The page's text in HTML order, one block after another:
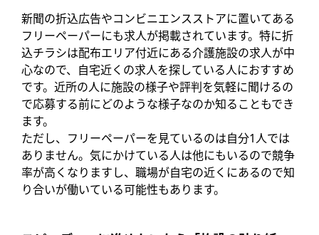
新聞の折込広告やコンビニエンスストアに置いてある
フリーペーパーにも求人が掲載されています。特に折
込チラシは配布エリア付近にある介護施設の求人が中
心なので、自宅近くの求人を探している人におすすめ
です。近所の人に施設の様子や評判を気軽に聞けるの
で応募する前にどのような様子なのか知ることもでき
ます。
ただし、フリーペーパーを見ているのは自分1人では
ありません。気にかけている人は他にもいるので競争
率が高くなりますし、職場が自宅の近くにあるので知
り合いが働いている可能性もあります。